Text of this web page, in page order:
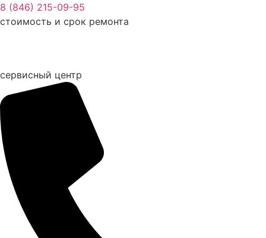
Перейти
к
8 (846) 215-09-95
стоимость и срок ремонта
сервисный центр